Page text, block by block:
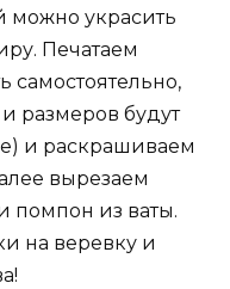
можно украсить
Печатаем
самостоятельно,
размеров будут
и раскрашиваем
вырезаем
помпон из ваты.
на веревку и